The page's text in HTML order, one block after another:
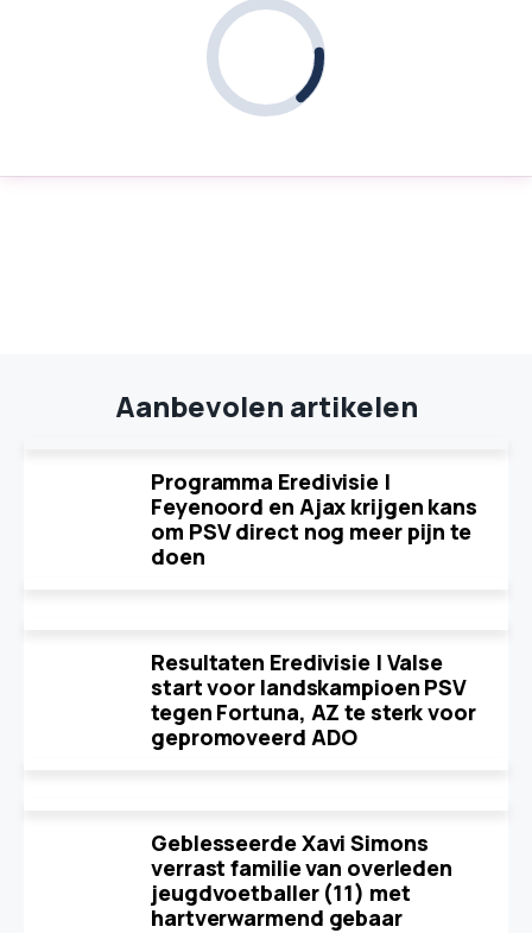
Aanbevolen artikelen
Programma Eredivisie |
Feyenoord en Ajax krijgen kans
om PSV direct nog meer pijn te
doen
Resultaten Eredivisie | Valse
start voor landskampioen PSV
tegen Fortuna, AZ te sterk voor
gepromoveerd ADO
Geblesseerde Xavi Simons
verrast familie van overleden
jeugdvoetballer (11) met
hartverwarmend gebaar